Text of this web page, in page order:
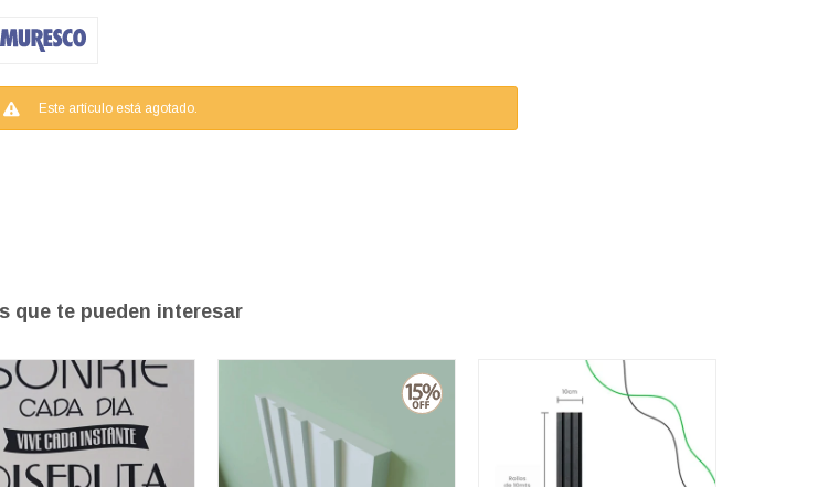
Este artículo está agotado.
que te pueden interesar